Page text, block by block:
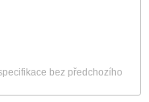
bez předchozího